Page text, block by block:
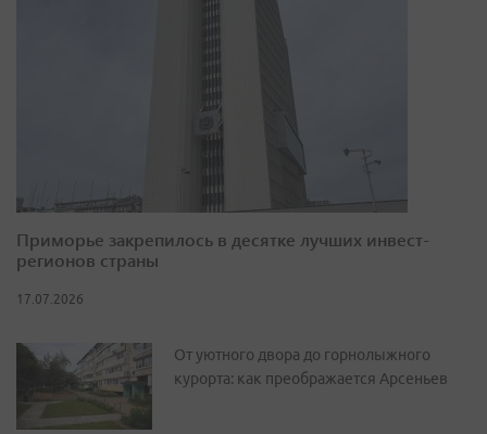
Приморье закрепилось в десятке лучших инвест-
регионов страны
17.07.2026
От уютного двора до горнолыжного
курорта: как преображается Арсеньев